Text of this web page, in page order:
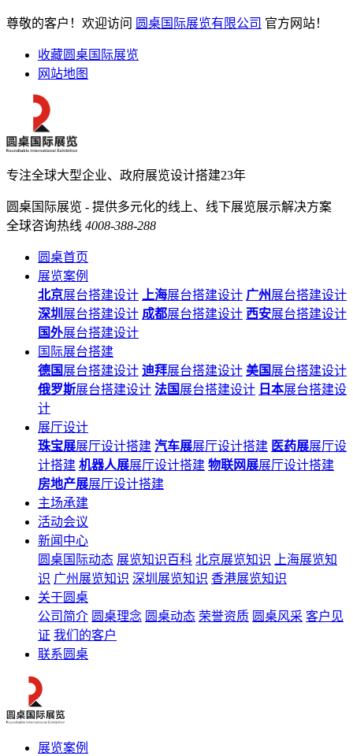
尊敬的客户！欢迎访问 圆桌国际展览有限公司 官方网站！
收藏圆桌国际展览
网站地图
专注全球大型企业、政府展览设计搭建23年
圆桌国际展览 - 提供多元化的线上、线下展览展示解决方案
全球咨询热线 4008-388-288
圆桌首页
展览案例
北京展台搭建设计 上海展台搭建设计 广州展台搭建设计
深圳 展台搭建设计 成都展台搭建设计 西安展台搭建设计
国外展台搭建设计
国际展台搭建
德国 展台搭建设计 迪拜展台搭建设计 美国 展台搭建设计
俄罗斯展台搭建设计 法国 展台搭建设计 日本展台搭建设
计
展厅设计
珠宝展展厅设计搭建 汽车展展厅设计搭建 医药展展厅设
计搭建 机器人展展厅设计搭建 物联网展展厅设计搭建
房地产展展厅设计搭建
主场承建
活动会议
新闻中心
圆桌国际动态 展览知识百科 北京展览知识
上海展览知
识 广州展览知识 深圳展览知识 香港展览知识
关于圆桌
公司简介 圆桌理念 圆桌动态 荣誉资质 圆桌风采 客户见
证 我们的客户
联系圆桌
展览案例